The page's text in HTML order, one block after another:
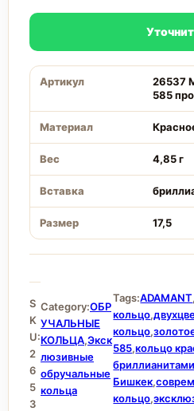
Артикул
26537
585
Материал
Вес 4,85 г
Вставка
Размер 17,5
S
K
U:
2
6
5
3
Category:ОБР
УЧАЛЬНЫЕ
КОЛЬЦА,Экск
люзивные
обручальные
кольца
Tags:ADAMANT
кольцо,
кольцо,
585,кольцо
бриллианитами
Бишкек,
кольцо,